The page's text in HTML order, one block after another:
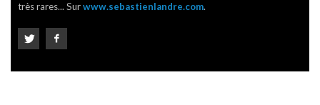
très rares... Surwww.sebastienlandre.com.